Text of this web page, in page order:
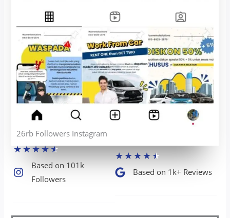
26rb Followers Instagram
★★★★★
Based on 101k
Followers​
★★★★★
Based on 1k+ Reviews​